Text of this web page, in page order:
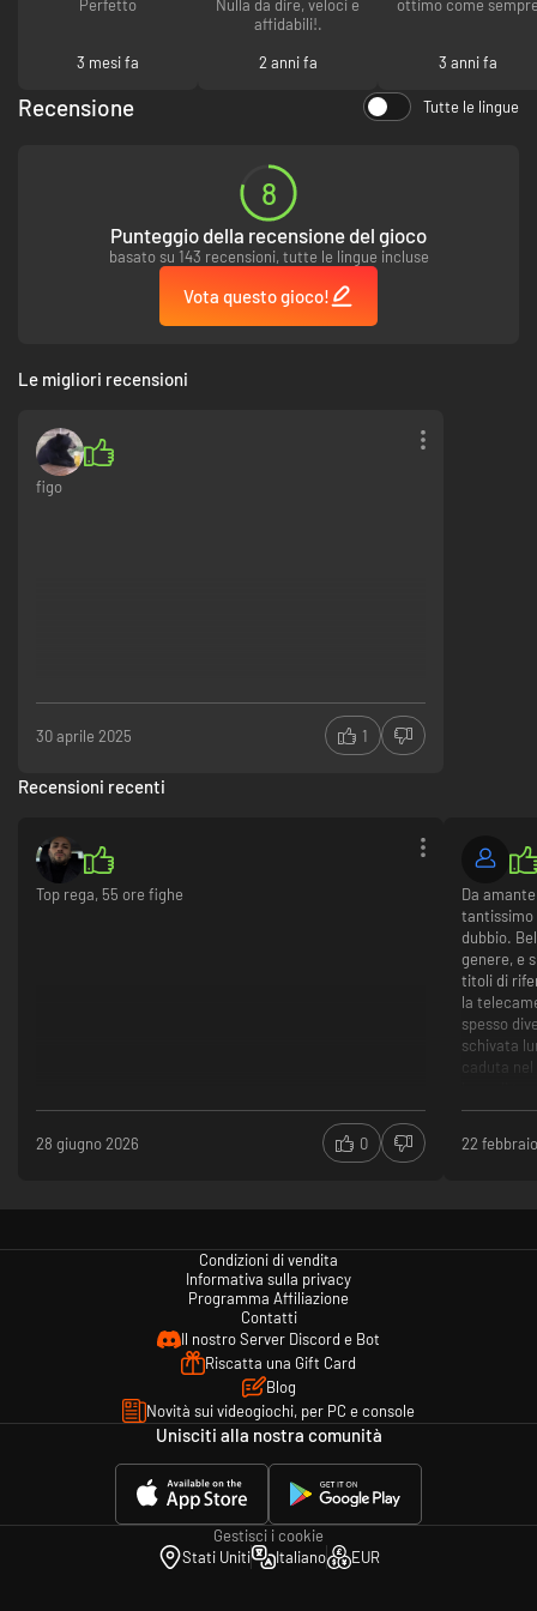
Perfetto
3 mesi fa
Nulla da dire, veloci e
affidabili!.
2 anni fa
ottimo come
3 anni fa
Recensione Tutte le lingue
8
Punteggio della recensione del gioco
basato su 143 recensioni, tutte le lingue incluse
Vota questo gioco!
Le migliori recensioni
figo
30 aprile 2025 1
Recensioni recenti
Top rega, 55 ore fighe
28 giugno 2026 0
Da
tantissimo
dubbio.
genere, e
titoli di
la
spesso
schivata
caduta
22
Condizioni di vendita
Informativa sulla privacy
Programma Affiliazione
Contatti
Il nostro Server Discord e Bot
Riscatta una Gift Card
Blog
Novità sui videogiochi, per PC e console
Unisciti alla nostra comunità
Gestisci i cookie
Stati Uniti
Italiano EUR